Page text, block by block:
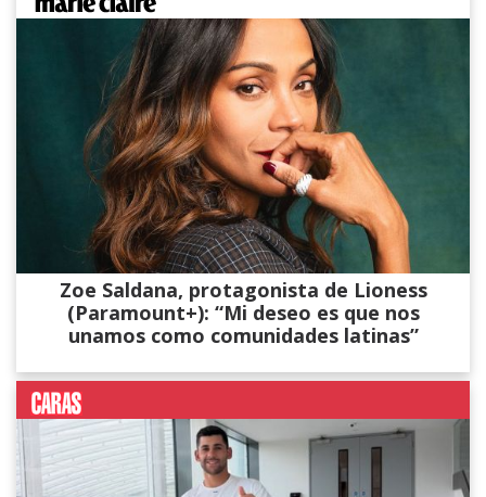
Zoe Saldana, protagonista de Lioness
(Paramount+): “Mi deseo es que nos
unamos como comunidades latinas”